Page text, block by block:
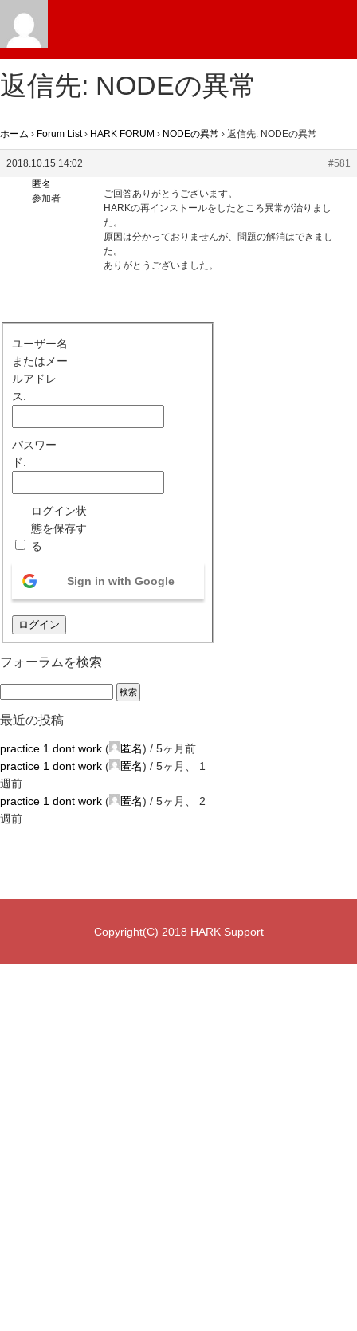
返信先: NODEの異常
ホーム › Forum List › HARK FORUM › NODEの異常 › 返信先: NODEの異常
2018.10.15 14:02
#581
匿名
参加者
ご回答ありがとうございます。
HARKの再インストールをしたところ異常が治りまし
た。
原因は分かっておりませんが、問題の解消はできまし
た。
ありがとうございました。
ユーザー名
またはメー
ルアドレ
ス:
パスワー
ド:
ログイン状
態を保存す
る
Sign in with Google
ログイン
フォーラムを検索
最近の投稿
practice 1 dont work ( 匿名) / 5ヶ月前
practice 1 dont work ( 匿名) / 5ヶ月、 1
週前
practice 1 dont work ( 匿名) / 5ヶ月、 2
週前
Copyright(C) 2018 HARK Support